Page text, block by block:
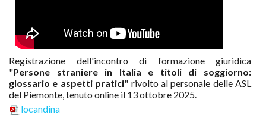
Registrazione dell'incontro di formazione giuridica
"Persone straniere in Italia e titoli di soggiorno:
glossario e aspetti pratici" rivolto al personale delle ASL
del Piemonte, tenuto online il 13 ottobre 2025.
locandina